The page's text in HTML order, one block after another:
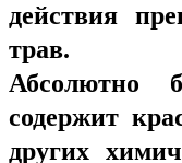
действия
трав.
Абсолютно
содержит
других